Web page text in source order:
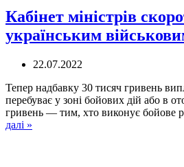
Кабінет міністрів
українським
22.07.2022
Тепер надбавку 30 тисяч гривень
перебуває у зоні бойових дій або в
гривень — тим, хто виконує бойове
далі »